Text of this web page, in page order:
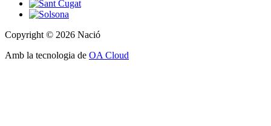
Copyright © 2026 Nació
Amb la tecnologia de OA Cloud